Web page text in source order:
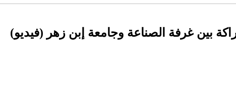
بين غرفة الصناعة وجامعة إبن زهر (فيديو)